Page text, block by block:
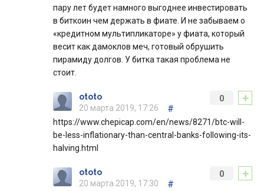
пару лет будет намного выгоднее инвестировать
в биткоин чем держать в фиате. И не забываем о
«кредитном мультипликаторе» у фиата, который
весит как дамоклов меч, готовый обрушить
пирамиду долгов. У битка такая проблема не
стоит.
+
0
ototo
20 марта 2019, 17:26
#
https://www.chepicap.com/en/news/8271/btc-will-
be-less-inflationary-than-central-banks-following-its-
halving.html
+
0
ototo
20 марта 2019, 17:30
#